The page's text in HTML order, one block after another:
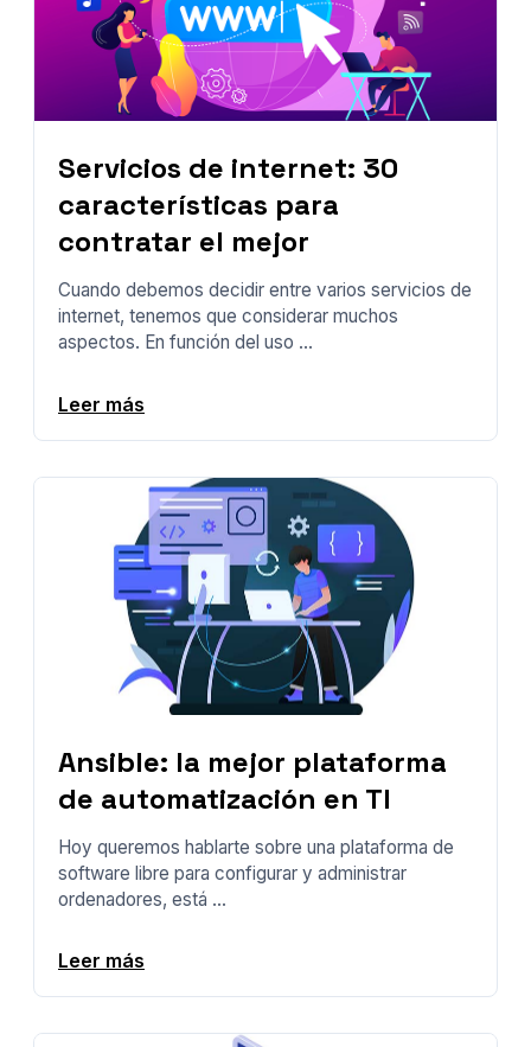
Servicios de internet: 30
características para
contratar el mejor
Cuando debemos decidir entre varios servicios de
internet, tenemos que considerar muchos
aspectos. En función del uso ...
Leer más
Ansible: la mejor plataforma
de automatización en TI
Hoy queremos hablarte sobre una plataforma de
software libre para configurar y administrar
ordenadores, está ...
Leer más